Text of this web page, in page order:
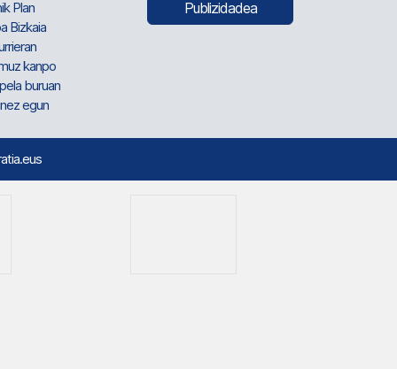
Plan
Bizkaia
kanpo
buruan
egun
Publizidadea